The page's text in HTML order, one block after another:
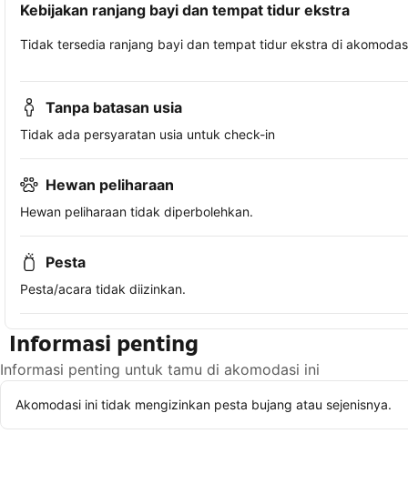
Kebijakan ranjang bayi dan tempat tidur ekstra
Tidak tersedia ranjang bayi dan tempat tidur ekstra di
Tanpa batasan usia
Tidak ada persyaratan usia untuk check-in
Hewan peliharaan
Hewan peliharaan tidak diperbolehkan.
Pesta
Pesta/acara tidak diizinkan.
Informasi penting
Informasi penting untuk tamu di akomodasi ini
Akomodasi ini tidak mengizinkan pesta bujang atau sejenisnya.